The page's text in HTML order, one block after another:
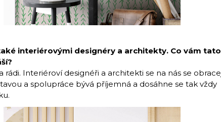
interiérovými designéry a architekty. Co vám tato
rádi. Interiéroví designéři a architekti se na nás se
a spolupráce bývá příjemná a dosáhne se tak vždy